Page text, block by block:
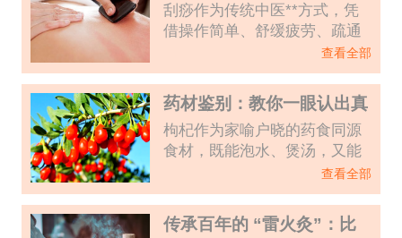
今，“亥时睡、寅时起”的说法
广为流传，但很多人误解为“必
须晚上9点睡、凌晨3点起”，盲
目遵守反而打乱作息、损伤身
体。其实，十二时辰养 生的关
键从不是机械卡点，而是读懂
时辰与气血的关联，跟着自身
生物钟调整，才能养出好气
看的 3 个误区，刮错反而伤
身体
刮痧作为传统中医**方式，凭
借操作简单、舒缓疲劳、疏通
经络的特点，成为很多人居家
**的选择。无论是久坐肩颈僵
硬、熬夜后身体发沉，还是换
季受凉不适，不少人都习惯刮
一刮，认为“刮得越痛、出痧越
重，效果越好”。但其实，这种
认知是典型的误区，尤其是新
手，很容易因不当刮痧损伤身
体。今天就拆解新手必避的3个
查看全部
药材鉴别：教你一眼认出真
假枸杞，避免买到硫磺熏制
的 “毒枸杞”
枸杞作为家喻户晓的药食同源
食材，既能泡水、煲汤，又能
直接嚼服，兼具补肝肾、益精
明目的功效，是很多人日常**
的不错之选。但随着枸杞需求
增加，市面上的枸杞质量参差
查看全部
传承百年的 “雷火灸”：比